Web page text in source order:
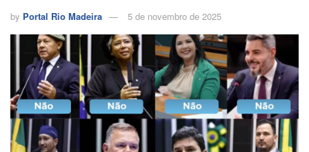
by Portal Rio Madeira 5 de novembro de 2025